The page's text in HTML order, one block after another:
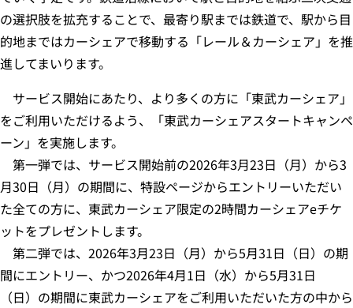
の選択肢を拡充することで、最寄り駅までは鉄道で、駅から目
的地まではカーシェアで移動する「レール＆カーシェア」を推
進してまいります。
サービス開始にあたり、より多くの方に「東武カーシェア」
をご利用いただけるよう、「東武カーシェアスタートキャンペ
ーン」を実施します。
第一弾では、サービス開始前の2026年3月23日（月）から3
月30日（月）の期間に、特設ページからエントリーいただい
た全ての方に、東武カーシェア限定の2時間カーシェアeチケ
ットをプレゼントします。
第二弾では、2026年3月23日（月）から5月31日（日）の期
間にエントリー、かつ2026年4月1日（水）から5月31日
（日）の期間に東武カーシェアをご利用いただいた方の中から